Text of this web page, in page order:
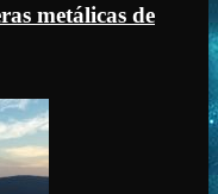
metálicas de